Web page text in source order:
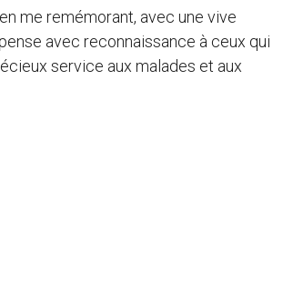
me remémorant, avec une vive
avec reconnaissance à ceux qui
service aux malades et aux